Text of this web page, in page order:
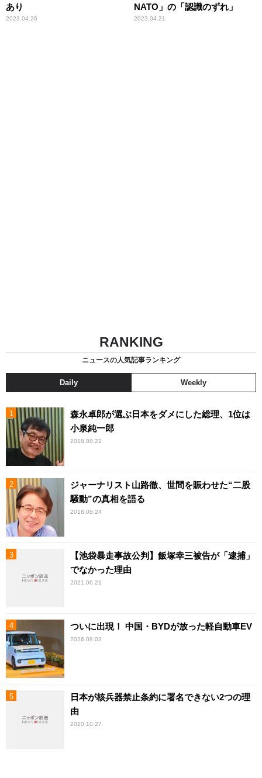
あり
2023.04.26
NATO」の「認識のずれ」
2023.04.21
RANKING
ニュースの人気記事ランキング
Daily Weekly
森永卓郎が選ぶ日本をダメにした総理、1位は
小泉純一郎
2018.08.22
ジャーナリスト山路徹、世間を賑わせた“二股
騒動”の真相を語る
2018.08.24
【池袋暴走事故公判】飯塚幸三被告が「逮捕」
でなかった理由
2021.06.21
ついに出現！ 中国・BYDが放った軽自動車EV
2026.08.03
日本が核兵器禁止条約に署名できない2つの理
由
2020.10.27